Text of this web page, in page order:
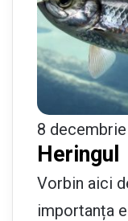
8
Heringul
Vorbin aici
importanța